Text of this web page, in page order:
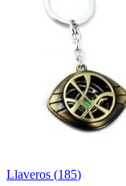
Llaveros (185)